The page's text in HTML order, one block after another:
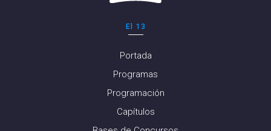
El 13
Portada
Programas
Programación
Capítulos